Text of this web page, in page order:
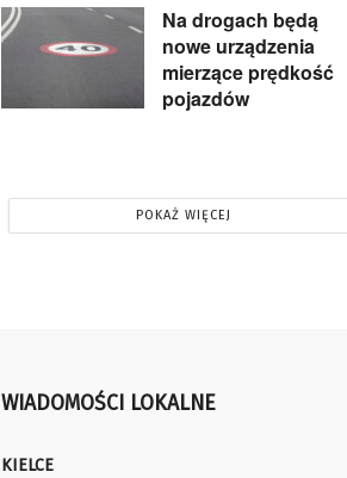
Na drogach będą
nowe urządzenia
mierzące prędkość
pojazdów
POKAŻ WIĘCEJ
WIADOMOŚCI LOKALNE
KIELCE